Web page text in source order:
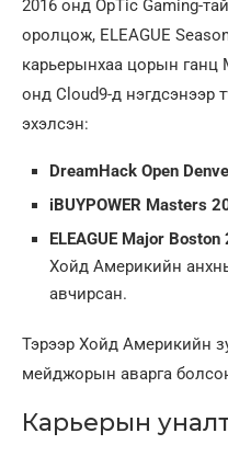
2016 онд OpTic Gaming-
оролцож, ELEAGUE
карьерынхаа цорын ганц
онд Cloud9-д нэгдсэнээр
эхэлсэн:
DreamHack Open
iBUYPOWER Masters
ELEAGUE Major Boston
Хойд Америкийн
авчирсан.
Тэрээр Хойд Америкийн
мейджорын аварга
Карьерын